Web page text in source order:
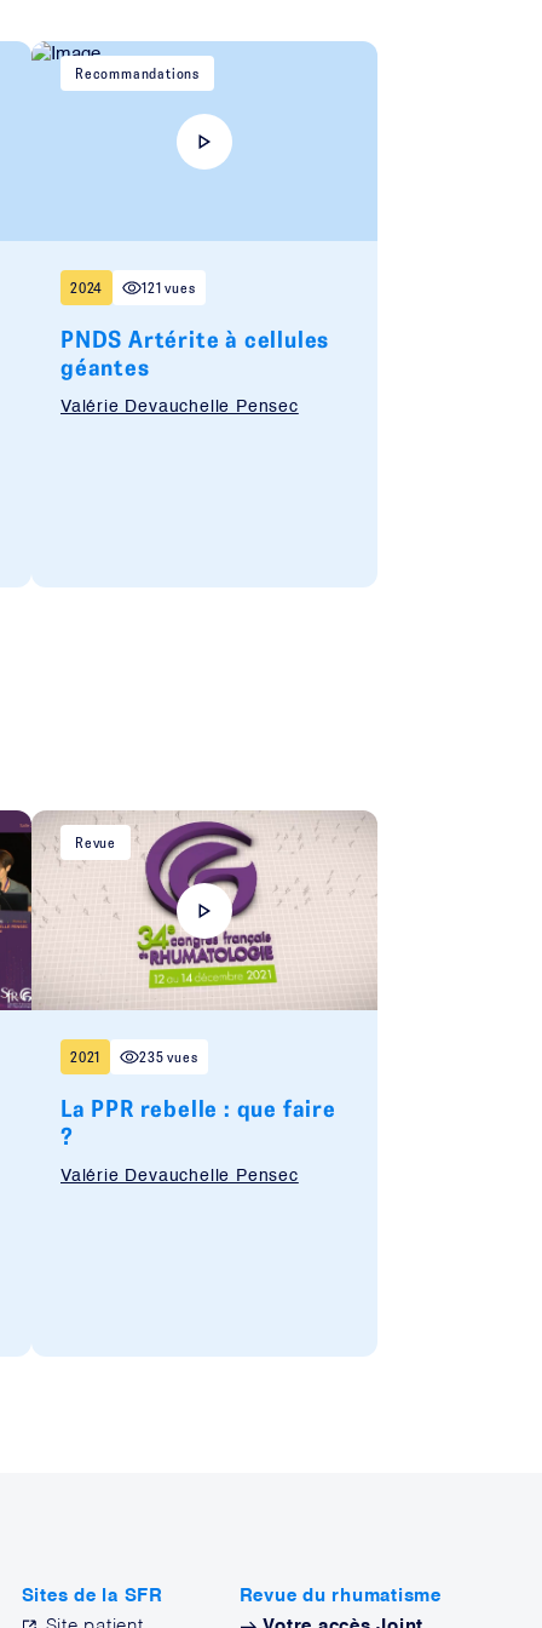
Recommandations
2024 121 vues
PNDS Artérite à cellules
géantes
Valérie Devauchelle Pensec
Revue
2021 235 vues
La PPR rebelle : que faire
?
Valérie Devauchelle Pensec
Sites de la SFR
Revue du rhumatisme